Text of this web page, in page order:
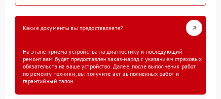
Какие документы вы предоставляете?
На этапе приема устройства на диагностику и последующий
ремонт вам будет предоставлен заказ-наряд с указанием страховых
обязательств на ваше устройство. Далее, после выполнения работ
по ремонту техники, вы получите акт выполненных работ и
гарантийный талон.